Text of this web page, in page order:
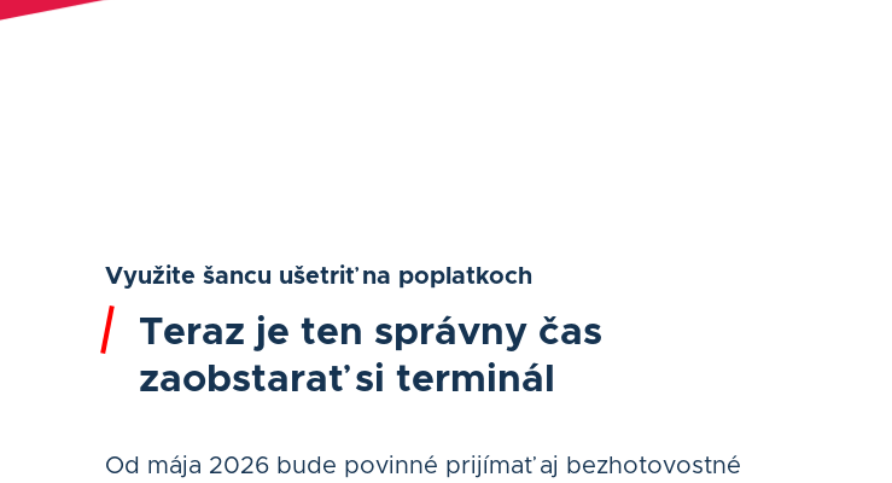
Využite šancu ušetriť na poplatkoch
Teraz je ten správny čas
zaobstarať si terminál
Od mája 2026 bude povinné prijímať aj bezhotovostné